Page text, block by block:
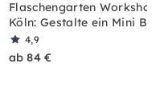
Flaschengarten
Köln: Gestalte ein Mini
4,9
ab 84 €